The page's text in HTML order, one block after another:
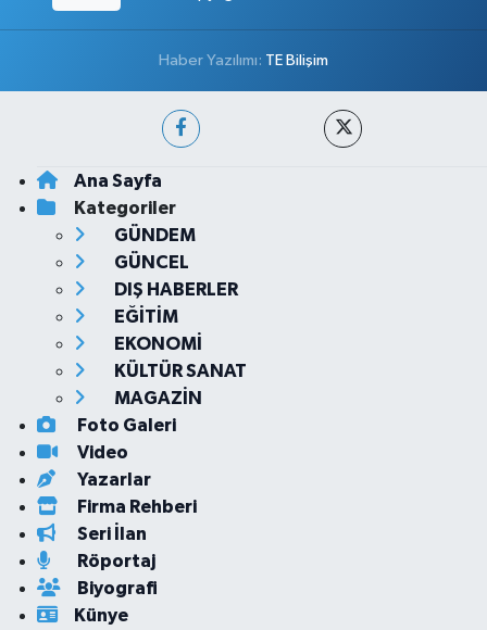
Haber Yazılımı: TE Bilişim
Ana Sayfa
Kategoriler
GÜNDEM
GÜNCEL
DIŞ HABERLER
EĞİTİM
EKONOMİ
KÜLTÜR SANAT
MAGAZİN
Foto Galeri
Video
Yazarlar
Firma Rehberi
Seri İlan
Röportaj
Biyografi
Künye